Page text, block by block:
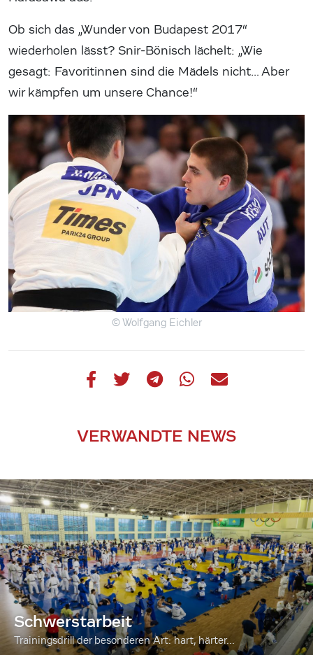
Ob sich das „Wunder von Budapest 2017“
wiederholen lässt? Snir-Bönisch lächelt: „Wie
gesagt: Favoritinnen sind die Mädels nicht… Aber
wir kämpfen um unsere Chance!“
© Wolfgang Eichler
VERWANDTE NEWS
Schwerstarbeit
Trainingsdrill der besonderen Art: hart, härter...